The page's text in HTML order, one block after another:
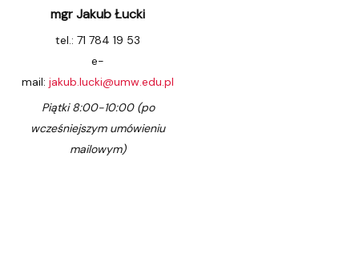
mgr Jakub Łucki
tel.: 71 784 19 53
e-
mail: jakub.lucki@umw.edu.pl
Piątki 8:00-10:00 (po
wcześniejszym umówieniu
mailowym)